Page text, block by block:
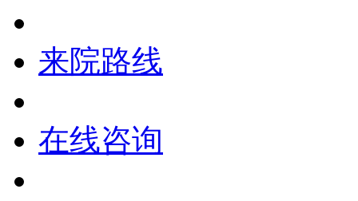
来院路线
在线咨询